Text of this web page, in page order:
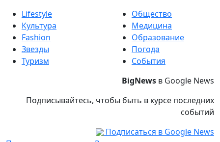
Lifestyle
Культура
Fashion
Звезды
Туризм
Общество
Медицина
Образование
Погода
События
BigNews в Google News
Подписывайтесь, чтобы быть в курсе последних
событий
Подписаться в Google News